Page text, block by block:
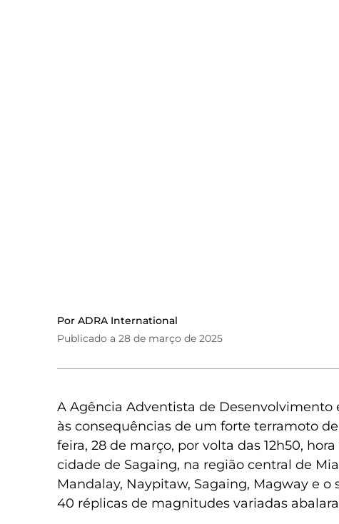
Por ADRA International
Publicado a 28 de março de 2025
A Agência Adventista de
às consequências de um forte terramoto
feira, 28 de março, por volta das 12h50,
cidade de Sagaing, na região central de
Mandalay, Naypitaw, Sagaing, Magway e
40 réplicas de magnitudes variadas